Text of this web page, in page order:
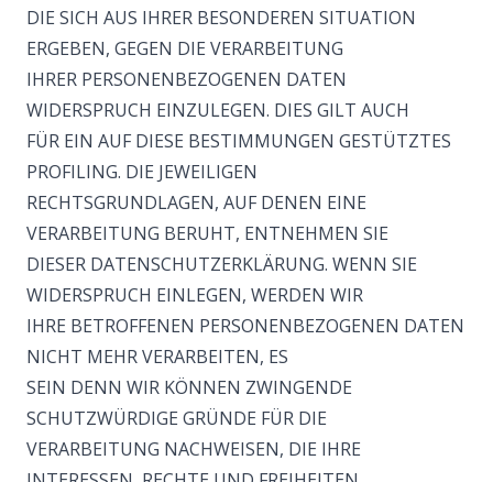
DIE SICH AUS IHRER BESONDEREN SITUATION
ERGEBEN, GEGEN DIE VERARBEITUNG
IHRER PERSONENBEZOGENEN DATEN
WIDERSPRUCH EINZULEGEN. DIES GILT AUCH
FÜR EIN AUF DIESE BESTIMMUNGEN GESTÜTZTES
PROFILING. DIE JEWEILIGEN
RECHTSGRUNDLAGEN, AUF DENEN EINE
VERARBEITUNG BERUHT, ENTNEHMEN SIE
DIESER DATENSCHUTZERKLÄRUNG. WENN SIE
WIDERSPRUCH EINLEGEN, WERDEN WIR
IHRE BETROFFENEN PERSONENBEZOGENEN DATEN
NICHT MEHR VERARBEITEN, ES
SEIN DENN WIR KÖNNEN ZWINGENDE
SCHUTZWÜRDIGE GRÜNDE FÜR DIE
VERARBEITUNG NACHWEISEN, DIE IHRE